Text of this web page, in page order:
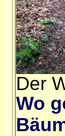
Der
Wo